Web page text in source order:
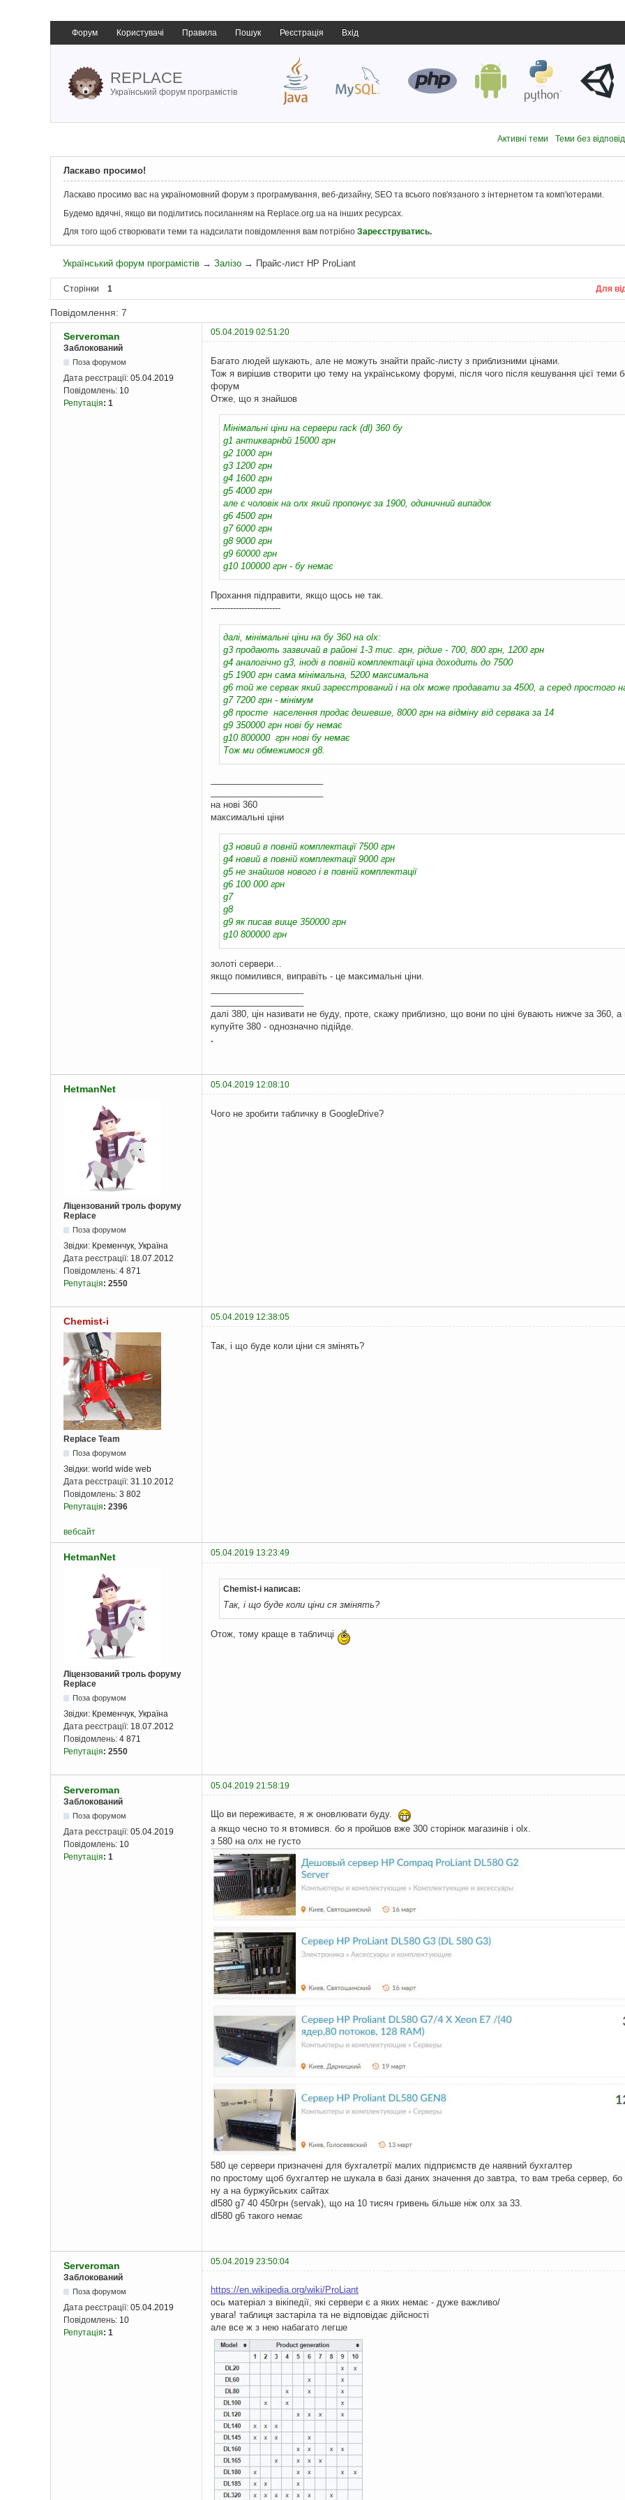
Форум Користувачі Правила Пошук Реєстрація Вхід
REPLACE
Український форум програмістів
Активні теми Теми без
Ласкаво просимо!
Ласкаво просимо вас на україномовний форум з програмування, веб-дизайну, SEO та всього пов'язаного з інтернетом та комп'ютерами.
Будемо вдячні, якщо ви поділитись посиланням на Replace.org.ua на інших ресурсах.
Для того щоб створювати теми та надсилати повідомлення вам потрібно Зареєструватись.
Український форум програмістів →Залізо → Прайс-лист HP ProLiant
Сторінки 1 Для
Повідомлення: 7
Serveroman
05.04.2019 02:51:20
Заблокований
Поза форумом
Дата реєстрації: 05.04.2019
Повідомлень: 10
Репутація: 1
Багато людей шукають, але не можуть знайти прайс-листу з приблизними цінами.
Тож я вирішив створити цю тему на українському форумі, після чого після кешування цієї
форум
Отже, що я знайшов
Мінімальні ціни на сервери rack (dl) 360 бу
g1 антикварнbй 15000 грн
g2 1000 грн
g3 1200 грн
g4 1600 грн
g5 4000 грн
але є чоловік на олх який пропонує за 1900, одиничний випадок
g6 4500 грн
g7 6000 грн
g8 9000 грн
g9 60000 грн
g10 100000 грн - бу немає
Прохання підправити, якщо щось не так.
-------------------------
далі, мінімальні ціни на бу 360 на olx:
g3 продають зазвичай в районі 1-3 тис. грн, рідше - 700, 800 грн, 1200 грн
g4 аналогічно g3, іноді в повній комплектації ціна доходить до 7500
g5 1900 грн сама мінімальна, 5200 максимальна
g6 той же сервак який зареєстрований і на olx може продавати за 4500, а серед простого
g7 7200 грн - мінімум
g8 просте населення продає дешевше, 8000 грн на відміну від сервака за 14
g9 350000 грн нові бу немає
g10 800000 грн нові бу немає
Тож ми обмежимося g8.
на нові 360
максимальні ціни
g3 новий в повній комплектації 7500 грн
g4 новий в повній комплектації 9000 грн
g5 не знайшов нового і в повній комплектації
g6 100 000 грн
g7
g8
g9 як писав вище 350000 грн
g10 800000 грн
золоті сервери...
якщо помилився, виправіть - це максимальні ціни.
далі 380, цін називати не буду, проте, скажу приблизно, що вони по ціні бувають нижче за 360,
купуйте 380 - однозначно підійде.
.
HetmanNet 05.04.2019 12:08:10
Ліцензований троль форуму
Replace
Поза форумом
Звідки: Кременчук, Україна
Дата реєстрації: 18.07.2012
Повідомлень: 4 871
Репутація: 2550
Чого не зробити табличку в GoogleDrive?
Chemist-i 05.04.2019 12:38:05
Replace Team
Поза форумом
Звідки: world wide web
Дата реєстрації: 31.10.2012
Повідомлень: 3 802
Репутація: 2396
Так, і що буде коли ціни ся змінять?
вебсайт
HetmanNet 05.04.2019 13:23:49
Ліцензований троль форуму
Replace
Поза форумом
Звідки: Кременчук, Україна
Дата реєстрації: 18.07.2012
Повідомлень: 4 871
Репутація: 2550
Chemist-i написав:
Так, і що буде коли ціни ся змінять?
Отож, тому краще в табличці
Serveroman
05.04.2019 21:58:19
Заблокований
Поза форумом
Дата реєстрації: 05.04.2019
Повідомлень: 10
Репутація: 1
Що ви переживаєте, я ж оновлювати буду.
а якщо чесно то я втомився. бо я пройшов вже 300 сторінок магазинів і olx.
з 580 на олх не густо
580 це сервери призначені для бухгалетрії малих підприємств де наявний бухгалтер
по простому щоб бухгалтер не шукала в базі даних значення до завтра, то вам треба сервер,
ну а на буржуйських сайтах
dl580 g7 40 450грн (servak), що на 10 тисяч гривень більше ніж олх за 33.
dl580 g6 такого немає
Serveroman
05.04.2019 23:50:04
Заблокований
Поза форумом
Дата реєстрації: 05.04.2019
Повідомлень: 10
Репутація: 1
https://en.wikipedia.org/wiki/ProLiant
ось матеріал з вікіпедії, які сервери є а яких немає - дуже важливо/
увага! таблиця застаріла та не відповідає дійсності
але все ж з нею набагато легше